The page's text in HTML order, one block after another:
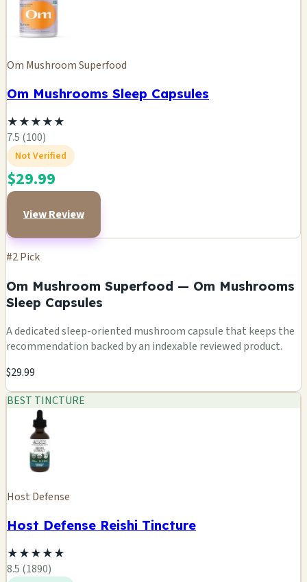
Om Mushroom Superfood
Om Mushrooms Sleep Capsules
★★★★★
7.5 (100)
Not Verified
$29.99
View Review
#2 Pick
Om Mushroom Superfood — Om Mushrooms
Sleep Capsules
A dedicated sleep-oriented mushroom capsule that keeps the
recommendation backed by an indexable reviewed product.
$29.99
BEST TINCTURE
Host Defense
Host Defense Reishi Tincture
★★★★★
8.5 (1890)